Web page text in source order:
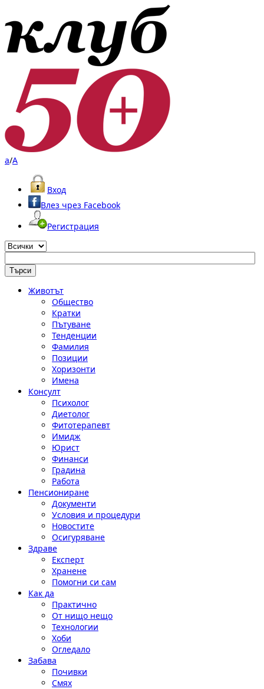
a/A
Вход
Влез чрез Facebook
Регистрация
Животът
Общество
Кратки
Пътуване
Тенденции
Фамилия
Позиции
Хоризонти
Имена
Консулт
Психолог
Диетолог
Фитотерапевт
Имидж
Юрист
Финанси
Градина
Работа
Пенсиониране
Документи
Условия и процедури
Новостите
Осигуряване
Здраве
Експерт
Хранене
Помогни си сам
Как да
Практично
От нищо нещо
Технологии
Хоби
Огледало
Забава
Почивки
Смях